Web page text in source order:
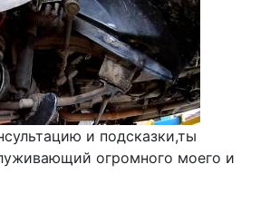
и подсказки,ты
огромного моего и